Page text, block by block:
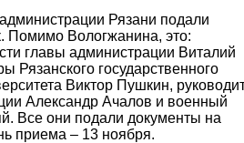
Рязани подали
Помимо Вологжанина, это:
главы администрации Виталий
Рязанского государственного
Виктор Пушкин,
Александр Ачалов и военный
Все они подали документы на
приема – 13 ноября.